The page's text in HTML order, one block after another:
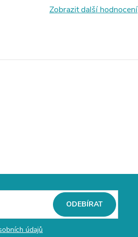
Zobrazit další hodnocení
údajů
ODEBÍRAT